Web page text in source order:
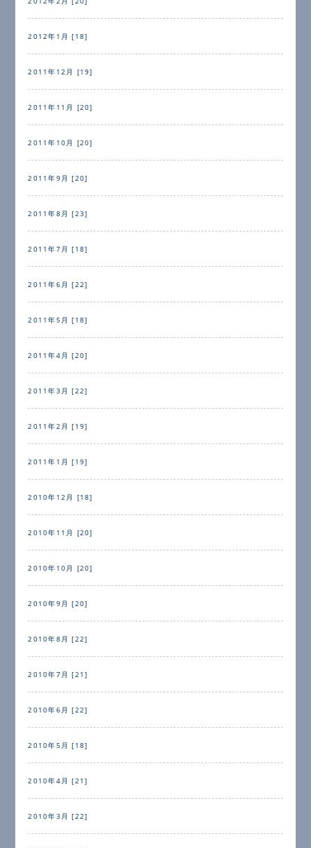
2012年1月 [18]
2011年12月 [19]
2011年11月 [20]
2011年10月 [20]
2011年9月 [20]
2011年8月 [23]
2011年7月 [18]
2011年6月 [22]
2011年5月 [18]
2011年4月 [20]
2011年3月 [22]
2011年2月 [19]
2011年1月 [19]
2010年12月 [18]
2010年11月 [20]
2010年10月 [20]
2010年9月 [20]
2010年8月 [22]
2010年7月 [21]
2010年6月 [22]
2010年5月 [18]
2010年4月 [21]
2010年3月 [22]